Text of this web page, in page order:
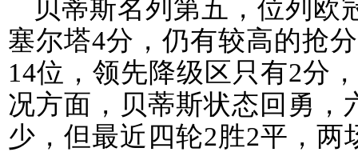
贝蒂斯名列第五，位列欧
塞尔塔4分，仍有较高的抢
14位，领先降级区只有2分
况方面，贝蒂斯状态回勇，
少，但最近四轮2胜2平，